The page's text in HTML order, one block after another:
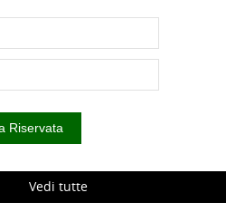
Vedi tutte